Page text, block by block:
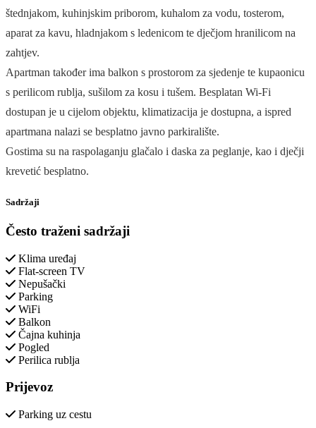
štednjakom, kuhinjskim priborom, kuhalom za vodu, tosterom,
aparat za kavu, hladnjakom s ledenicom te dječjom hranilicom na
zahtjev.
Apartman također ima balkon s prostorom za sjedenje te kupaonicu
s perilicom rublja, sušilom za kosu i tušem. Besplatan Wi-Fi
dostupan je u cijelom objektu, klimatizacija je dostupna, a ispred
apartmana nalazi se besplatno javno parkiralište.
Gostima su na raspolaganju glačalo i daska za peglanje, kao i dječji
krevetić besplatno.
Sadržaji
Često traženi sadržaji
Klima uređaj
Flat-screen TV
Nepušački
Parking
WiFi
Balkon
Čajna kuhinja
Pogled
Perilica rublja
Prijevoz
Parking uz cestu